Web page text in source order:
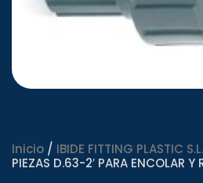
Inicio / IBIDE FITTING PLASTIC S.L.
PIEZAS D.63-2′ PARA ENCOLAR Y